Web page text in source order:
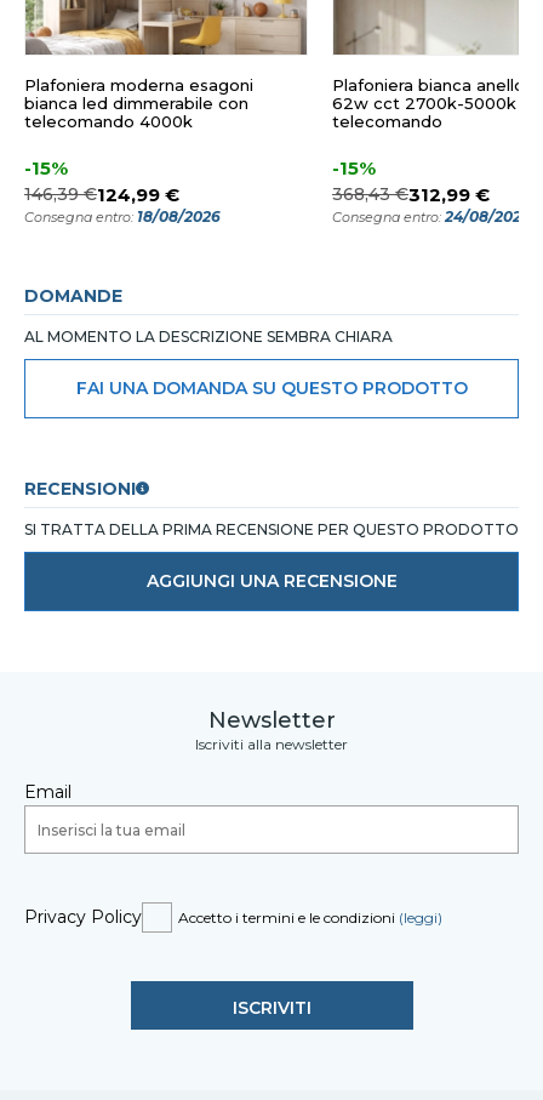
Plafoniera moderna esagoni
bianca led dimmerabile con
telecomando 4000k
-15%
146,39 €124,99 €
Consegna entro: 18/08/2026
Plafoniera bianca anello
62w cct 2700k-5000k
telecomando
-15%
368,43 €312,99 €
Consegna entro:24/08/2026
DOMANDE
AL MOMENTO LA DESCRIZIONE SEMBRA CHIARA
FAI UNA DOMANDA SU QUESTO PRODOTTO
RECENSIONI
SI TRATTA DELLA PRIMA RECENSIONE PER QUESTO PRODOTTO
AGGIUNGI UNA RECENSIONE
Newsletter
Iscriviti alla newsletter
Email
Privacy Policy Accetto i termini e le condizioni (leggi)